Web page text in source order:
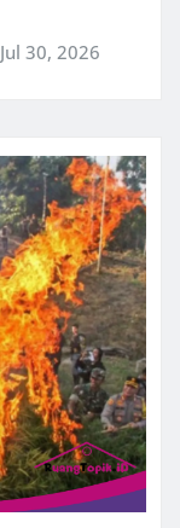
Jul 30, 2026